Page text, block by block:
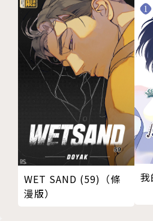
WET SAND (59)（條
漫版）
我